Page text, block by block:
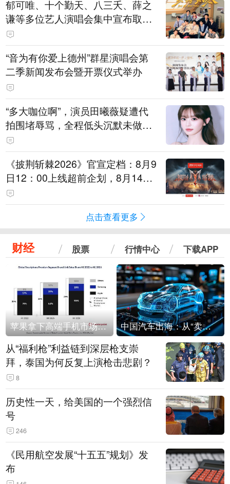
郁可唯、十个勤天、八三夭、薛之
谦等多位艺人演唱会集中宣布取消
或延期
“音为有你爱上德州”群星演唱会第
二季新闻发布会暨开票仪式举办
“多大咖位啊”，演员田曦薇疑遭代
拍围堵辱骂，全程低头沉默未做回
怼，工作室暂未回应，律师：已超
出公众人物应容忍的合理界限
《披荆斩棘2026》官宣定档：8月9
日12：00上线超前企划，8月14日
初见面直播，8月15日、16日两天
进行初舞台直播
点击查看更多
财经 股票 行情中心 下载APP
苹果拿下高端手机市场65%的份额：iPhone 17系列功不可没 中国汽车出海：从“卖出去”到“走进去”
从“福利枪”利益链到深层枪支崇
拜，泰国为何反复上演枪击悲剧？
8
历史性一天，给美国的一个强烈信
号
246
《民用航空发展“十五五”规划》发
布